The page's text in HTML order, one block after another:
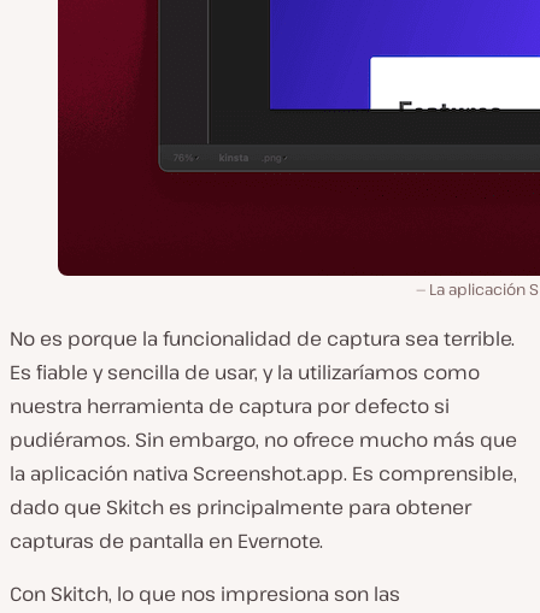
La aplicación
No es porque la funcionalidad de captura sea terrible.
Es fiable y sencilla de usar, y la utilizaríamos como
nuestra herramienta de captura por defecto si
pudiéramos. Sin embargo, no ofrece mucho más que
la aplicación nativa Screenshot.app. Es comprensible,
dado que Skitch es principalmente para obtener
capturas de pantalla en Evernote.
Con Skitch, lo que nos impresiona son las